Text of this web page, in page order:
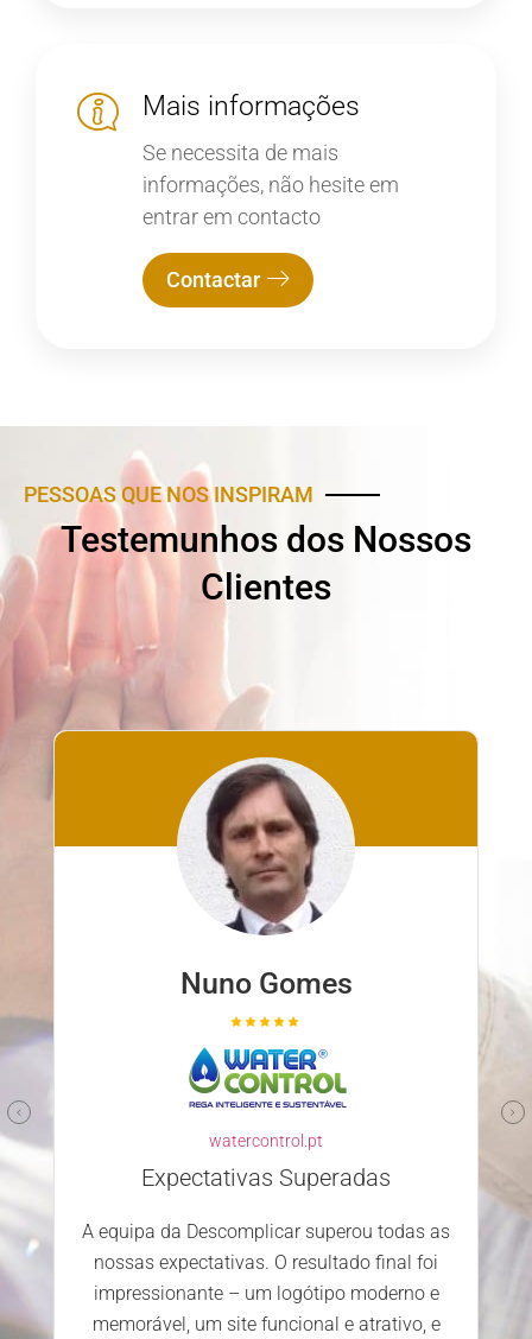
Mais informações
Se necessita de mais
informações, não hesite em
entrar em contacto
Contactar
PESSOAS QUE NOS INSPIRAM
Testemunhos dos Nossos
Clientes
as
e
Nuno Ferreira
familyclinic.pt
Parceiro confiável e competente
Escolher a Descomplicar.pt para
desenvolver o nosso site foi uma excelente
equipa mostrou-se profissional, atenciosa e
dedicada. Estamos extremamente
satisfeitos com o serviço prestado e os
resultados alcançados.